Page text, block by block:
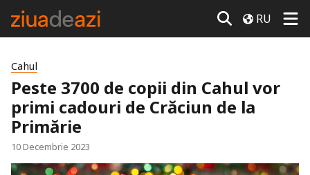
RU
Cahul
Peste 3700 de copii din Cahul vor
primi cadouri de Crăciun de la
Primărie
10 Decembrie 2023